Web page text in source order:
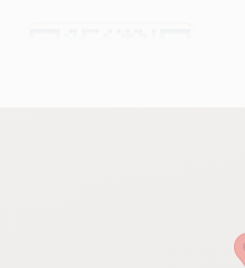
Bienvenue dans votre